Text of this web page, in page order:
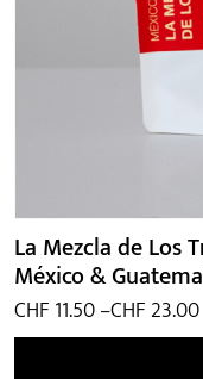
La Mezcla de Los
México &
CHF 11.50–CHF 23.00
Preisspanne:
CHF 11.50